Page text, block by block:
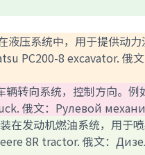
压系统中，用于提供动
PC200-8 excavator. 俄
转向系统，控制方向。
俄文：Рулевой
发动机燃油系统，用于
8R tractor. 俄文：